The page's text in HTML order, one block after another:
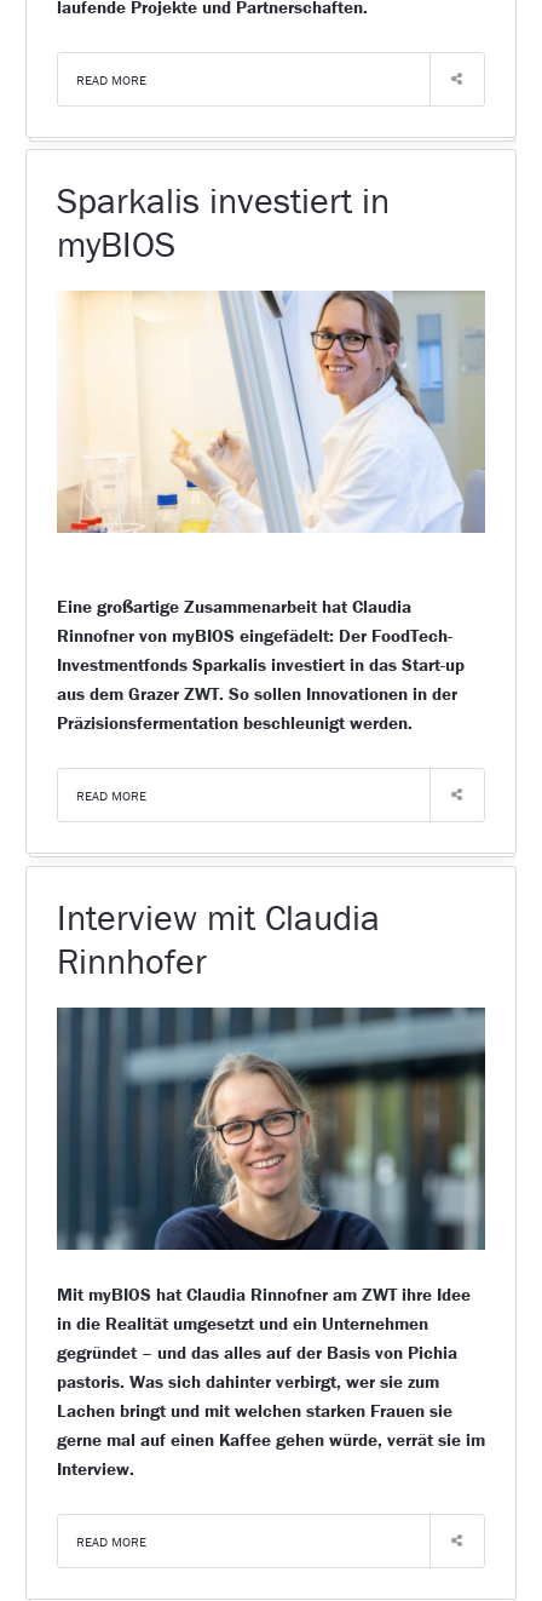
laufende Projekte und Partnerschaften.
READ MORE
Sparkalis investiert in
myBIOS
Eine großartige Zusammenarbeit hat Claudia
Rinnofner von myBIOS eingefädelt: Der FoodTech-
Investmentfonds Sparkalis investiert in das Start-up
aus dem Grazer ZWT. So sollen Innovationen in der
Präzisionsfermentation beschleunigt werden.
READ MORE
Interview mit Claudia
Rinnhofer
Mit myBIOS hat Claudia Rinnofner am ZWT ihre Idee
in die Realität umgesetzt und ein Unternehmen
gegründet – und das alles auf der Basis von Pichia
pastoris. Was sich dahinter verbirgt, wer sie zum
Lachen bringt und mit welchen starken Frauen sie
gerne mal auf einen Kaffee gehen würde, verrät sie im
Interview.
READ MORE